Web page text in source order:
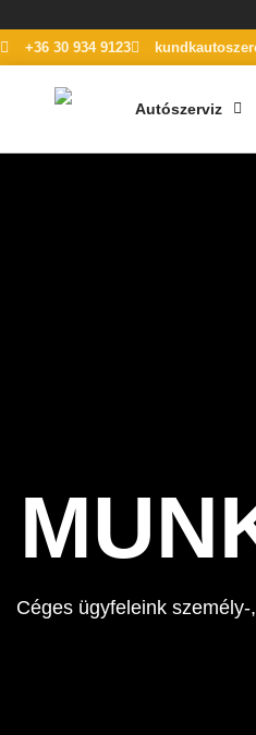
+36 30 934 9123
Autószerviz
Céges ügyfeleink